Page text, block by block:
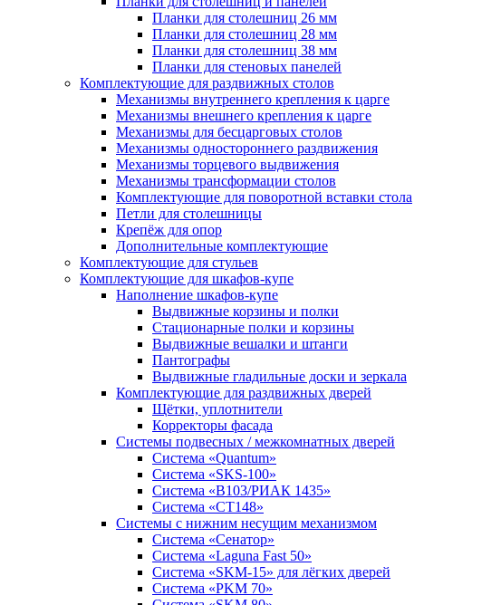
Планки для столешниц 26 мм
Планки для столешниц 28 мм
Планки для столешниц 38 мм
Планки для стеновых панелей
Комплектующие для раздвижных столов
Механизмы внутреннего крепления к царге
Механизмы внешнего крепления к царге
Механизмы для бесцарговых столов
Механизмы одностороннего раздвижения
Механизмы торцевого выдвижения
Механизмы трансформации столов
Комплектующие для поворотной вставки стола
Петли для столешницы
Крепёж для опор
Дополнительные комплектующие
Комплектующие для стульев
Комплектующие для шкафов-купе
Наполнение шкафов-купе
Выдвижные корзины и полки
Стационарные полки и корзины
Выдвижные вешалки и штанги
Пантографы
Выдвижные гладильные доски и зеркала
Комплектующие для раздвижных дверей
Щётки, уплотнители
Корректоры фасада
Системы подвесных / межкомнатных дверей
Система «Quantum»
Система «SKS-100»
Система «B103/РИАК 1435»
Система «СТ148»
Системы с нижним несущим механизмом
Система «Сенатор»
Система «Laguna Fast 50»
Система «SKM-15» для лёгких дверей
Система «PKM 70»